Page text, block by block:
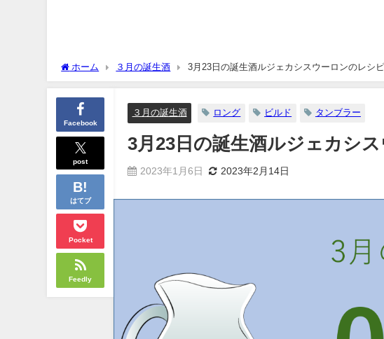
ホーム ３月の誕生酒 3月23日の誕生酒ルジェカシスウーロンのレシ
Facebook
post
はてブ
Pocket
Feedly
３月の誕生酒 ロング ビルド タンブラー
3月23日の誕生酒ルジェカシ
2023年1月6日 2023年2月14日